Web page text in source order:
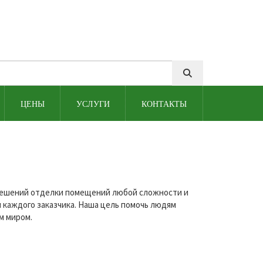
ЦЕНЫ УСЛУГИ КОНТАКТЫ
отделки помещений любой сложности и
заказчика. Наша цель помочь людям
миром.